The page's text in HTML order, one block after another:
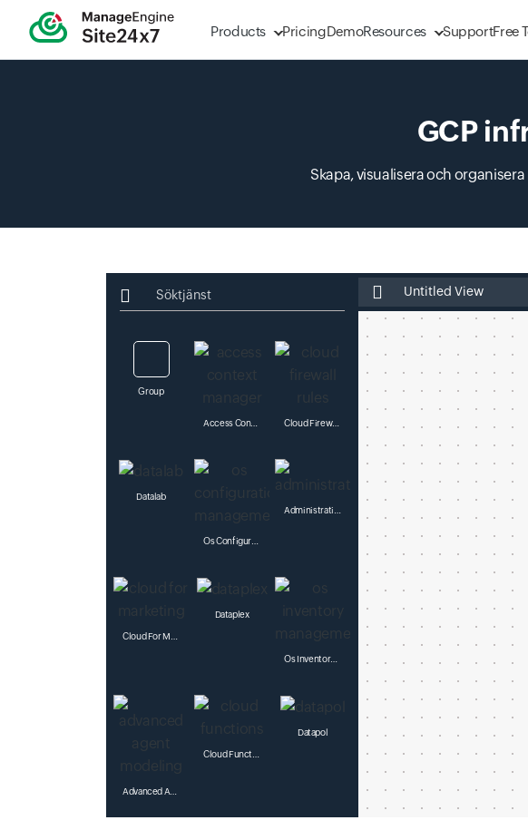
Products PricingDemoResources SupportFree
GCP
Skapa, visualisera och
Söktjänst
Group
Access Context Manager Cloud Firewall Rules
Datalab
Dataplex
Os Inventory Management
Datapol
Ange filnamn